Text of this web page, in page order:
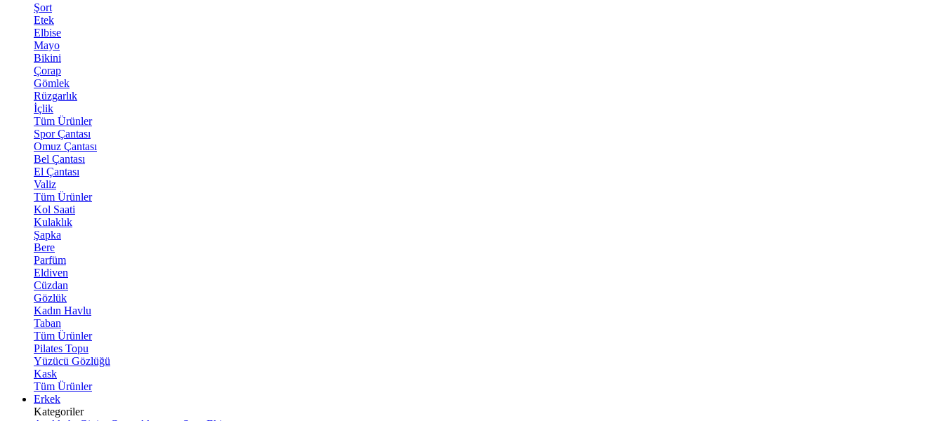
Şort
Etek
Elbise
Mayo
Bikini
Çorap
Gömlek
Rüzgarlık
İçlik
Tüm Ürünler
Spor Çantası
Omuz Çantası
Bel Çantası
El Çantası
Valiz
Tüm Ürünler
Kol Saati
Kulaklık
Şapka
Bere
Parfüm
Eldiven
Cüzdan
Gözlük
Kadın Havlu
Taban
Tüm Ürünler
Pilates Topu
Yüzücü Gözlüğü
Kask
Tüm Ürünler
Erkek
Kategoriler